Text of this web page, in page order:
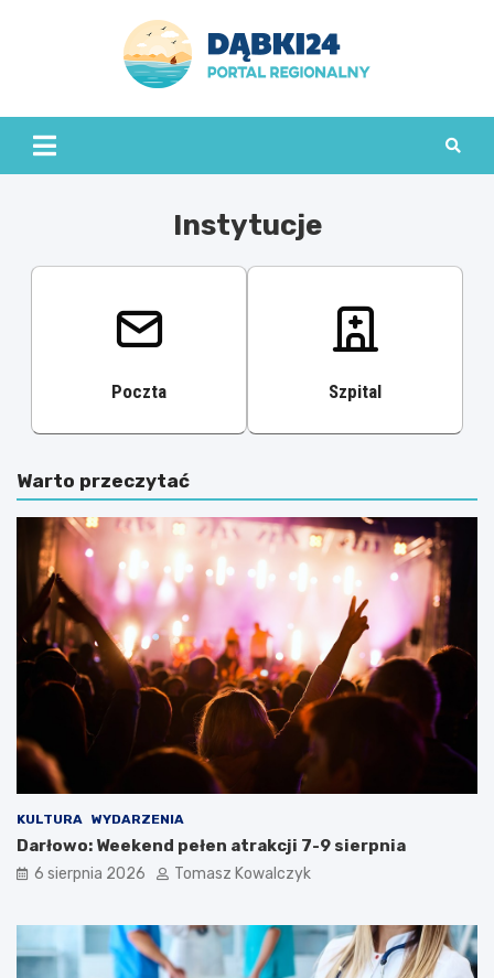
dabki24.pl
Instytucje
Poczta Szpital
Warto przeczytać
KULTURA WYDARZENIA
Darłowo: Weekend pełen atrakcji 7-9 sierpnia
6 sierpnia 2026 Tomasz Kowalczyk